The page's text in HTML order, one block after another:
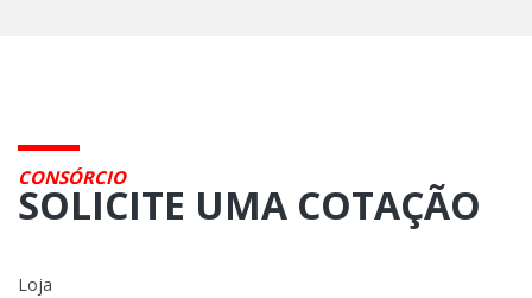
CONSÓRCIO
SOLICITE UMA COTAÇÃO
Loja